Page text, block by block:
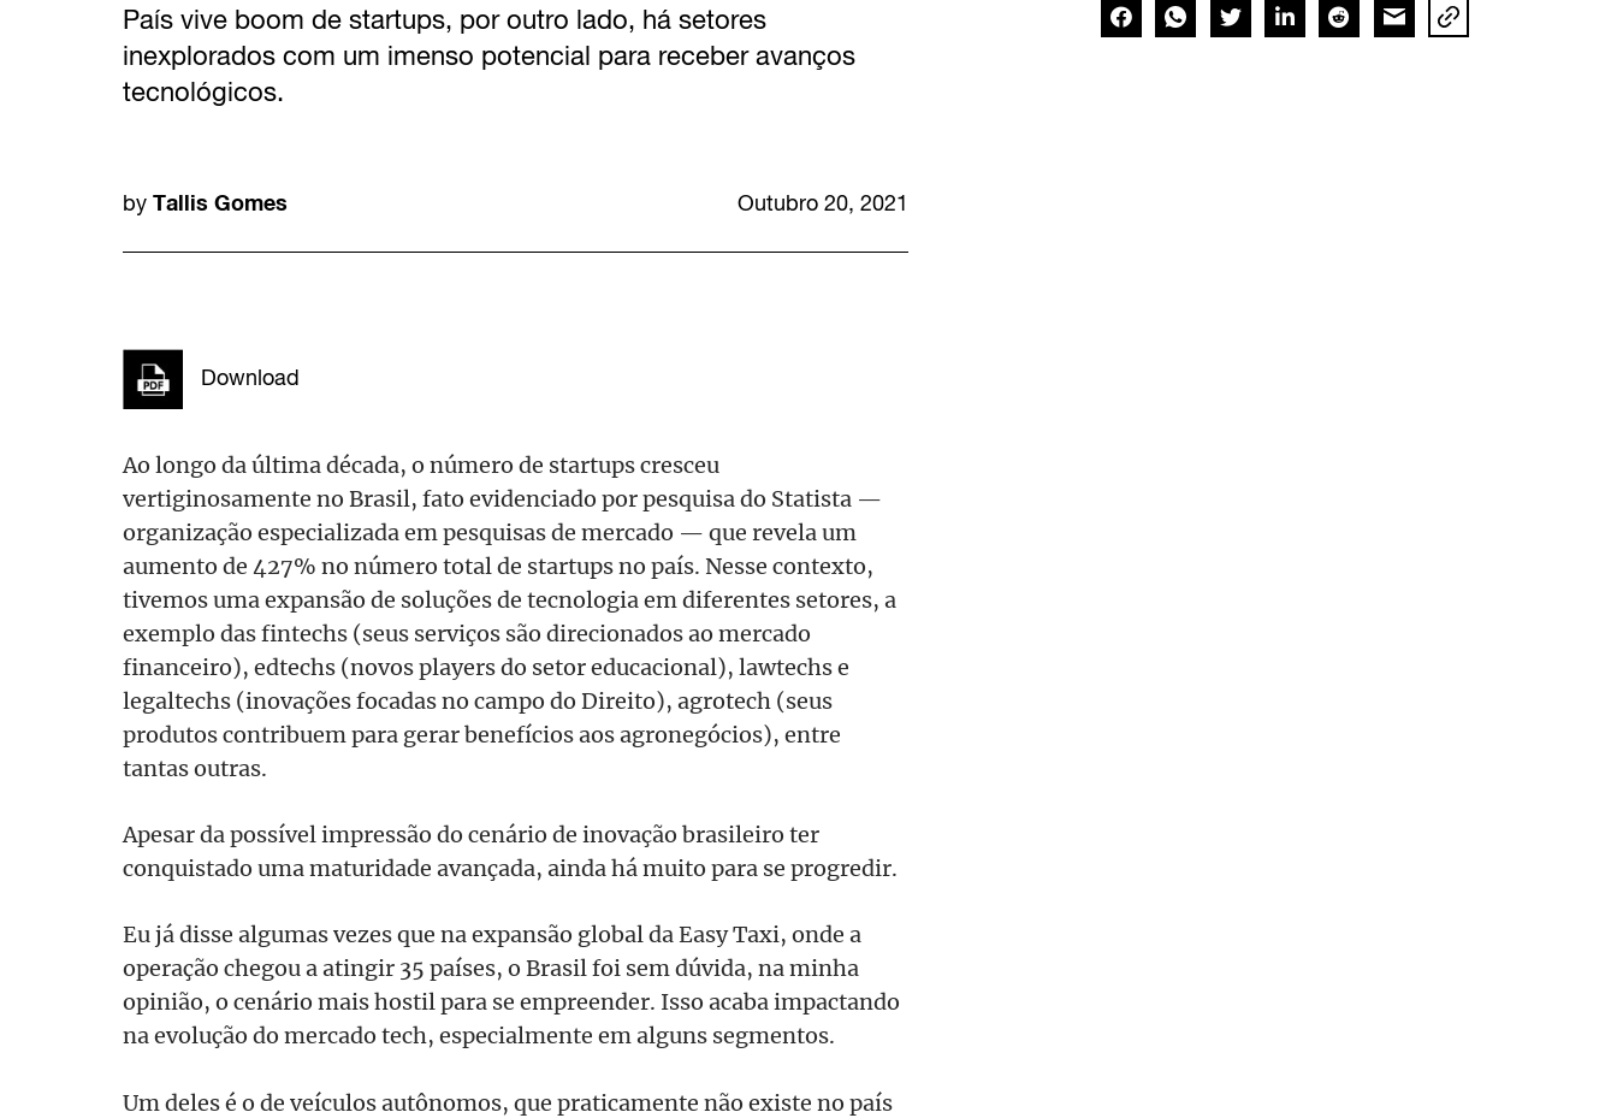
País vive boom de startups, por outro lado, há setores
inexplorados com um imenso potencial para receber avanços
tecnológicos.
by Tallis Gomes Outubro 20, 2021
Download
Ao longo da última década, o número de startups cresceu
vertiginosamente no Brasil, fato evidenciado por pesquisa do Statista —
organização especializada em pesquisas de mercado — que revela um
aumento de 427% no número total de startups no país. Nesse contexto,
tivemos uma expansão de soluções de tecnologia em diferentes setores, a
exemplo das fintechs (seus serviços são direcionados ao mercado
financeiro), edtechs (novos players do setor educacional), lawtechs e
legaltechs (inovações focadas no campo do Direito), agrotech (seus
produtos contribuem para gerar benefícios aos agronegócios), entre
tantas outras.
Apesar da possível impressão do cenário de inovação brasileiro ter
conquistado uma maturidade avançada, ainda há muito para se progredir.
Eu já disse algumas vezes que na expansão global da Easy Taxi, onde a
operação chegou a atingir 35 países, o Brasil foi sem dúvida, na minha
opinião, o cenário mais hostil para se empreender. Isso acaba impactando
na evolução do mercado tech, especialmente em alguns segmentos.
Um deles é o de veículos autônomos, que praticamente não existe no país